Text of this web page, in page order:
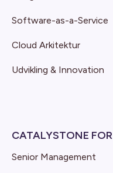
Software-as-a-Service
Cloud Arkitektur
Udvikling & Innovation
CATALYSTONE FOR
Senior Management